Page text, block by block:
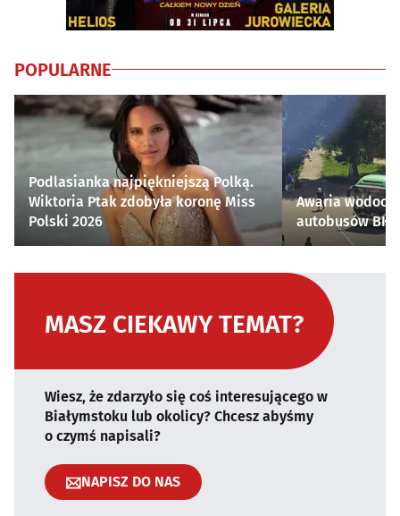
POPULARNE
Podlasianka najpiękniejszą Polką.
Wiktoria Ptak zdobyła koronę Miss
Polski 2026
Awaria
autobusów
MASZ CIEKAWY TEMAT?
Wiesz, że zdarzyło się coś interesującego w
Białymstoku lub okolicy? Chcesz abyśmy
o czymś napisali?
NAPISZ DO NAS